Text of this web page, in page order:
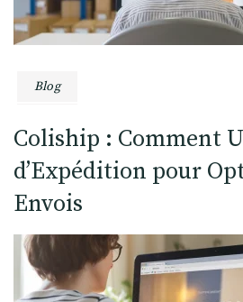
Blog
Coliship : Comment
d’Expédition pour
Envois